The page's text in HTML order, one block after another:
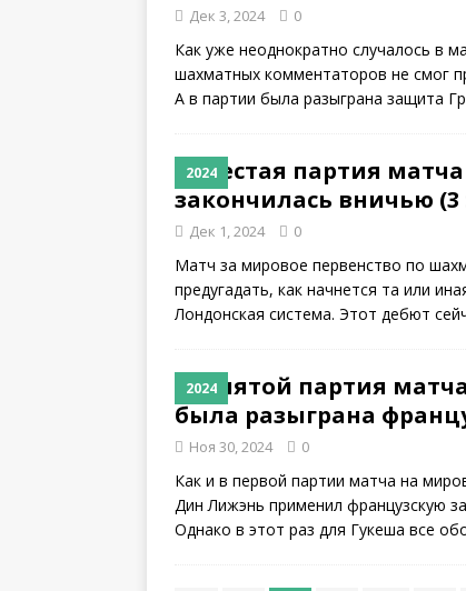
Дек 3, 2024 0
Как уже неоднократно случалось в
шахматных комментаторов не смог
А в партии была разыграна защита
2024
Шестая партия
закончилась вничью (3
Дек 1, 2024 0
Матч за мировое первенство по
предугадать, как начнется та или
Лондонская система. Этот дебют
2024
В пятой партия
была разыграна
Ноя 30, 2024 0
Как и в первой партии матча на
Дин Лижэнь применил французскую
Однако в этот раз для Гукеша все